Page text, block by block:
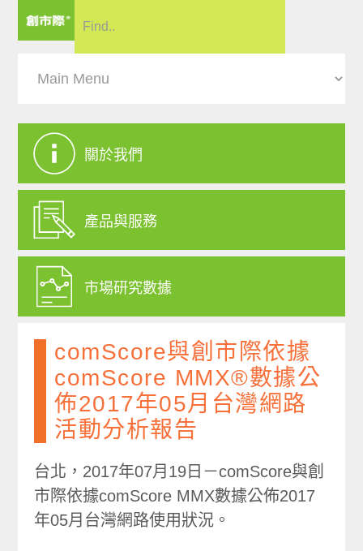
關於我們
產品與服務
市場研究數據
comScore與創市際依據
comScore MMX®數據公
佈2017年05月台灣網路
活動分析報告
台北，2017年07月19日－comScore與創
市際依據comScore MMX數據公佈2017
年05月台灣網路使用狀況。